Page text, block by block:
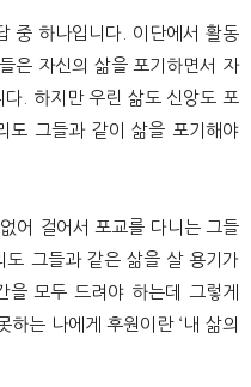
중 하나입니다. 이단에서 활동
은 자신의 삶을 포기하면서 자
. 하지만 우린 삶도 신앙도 포
도 그들과 같이 삶을 포기해야
어 걸어서 포교를 다니는 그들
도 그들과 같은 삶을 살 용기가
모두 드려야 하는데 그렇게
는 나에게 후원이란 ‘내 삶의